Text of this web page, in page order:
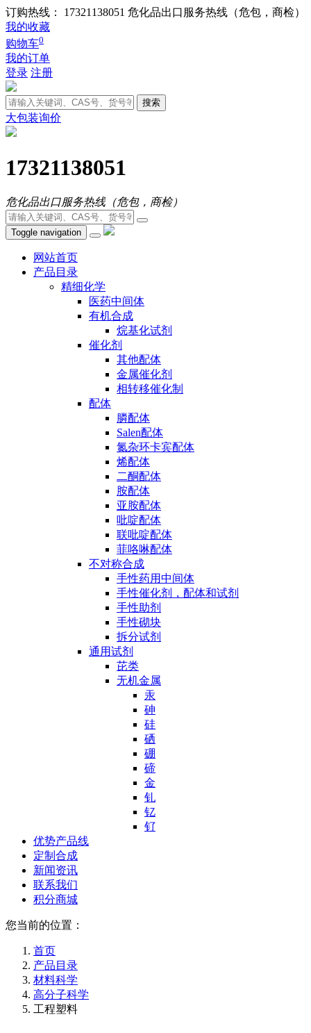
订购热线： 17321138051 危化品出口服务热线（危包，商检）
我的收藏
购物车0
我的订单
登录 注册
搜索
大包装询价
17321138051
危化品出口服务热线（危包，商检）
Toggle navigation
网站首页
产品目录
精细化学
医药中间体
有机合成
烷基化试剂
催化剂
其他配体
金属催化剂
相转移催化制
配体
膦配体
Salen配体
氮杂环卡宾配体
烯配体
二酮配体
胺配体
亚胺配体
吡啶配体
联吡啶配体
菲咯啉配体
不对称合成
手性药用中间体
手性催化剂，配体和试剂
手性助剂
手性砌块
拆分试剂
通用试剂
芘类
无机金属
汞
砷
硅
硒
硼
碲
金
钆
钇
钌
优势产品线
定制合成
新闻资讯
联系我们
积分商城
您当前的位置：
首页
产品目录
材料科学
高分子科学
工程塑料